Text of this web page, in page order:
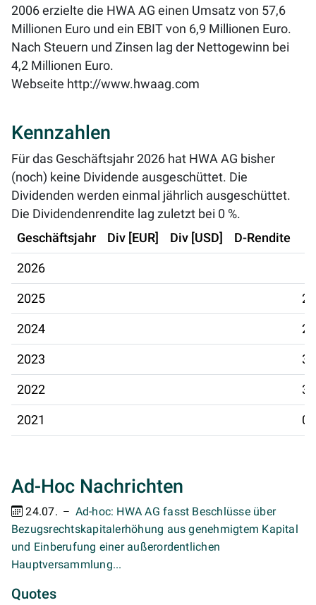
2006 erzielte die HWA AG einen Umsatz von 57,6
Millionen Euro und ein EBIT von 6,9 Millionen Euro.
Nach Steuern und Zinsen lag der Nettogewinn bei
4,2 Millionen Euro.
Webseite http://www.hwaag.com
Kennzahlen
Für das Geschäftsjahr 2026 hat HWA AG bisher
(noch) keine Dividende ausgeschüttet. Die
Dividenden werden einmal jährlich ausgeschüttet.
Die Dividendenrendite lag zuletzt bei 0 %.
Geschäftsjahr
Div [EUR] Div [USD] D-Rendite
2026
2025
2024
2023
2022
2021
Ad-Hoc Nachrichten
24.07.
Ad-hoc: HWA AG fasst Beschlüsse über
Bezugsrechtskapitalerhöhung aus genehmigtem Kapital
und Einberufung einer außerordentlichen
Hauptversammlung...
Quotes